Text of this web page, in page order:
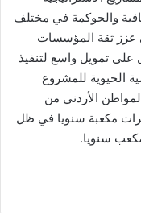
والحوكمة في مختلف
عزز ثقة المؤسسات
على تمويل واسع لتنفيذ
الحيوية للمشروع
الأردني من
من 60 مترا مكعبا سنويا إلى 110 مترات مكعبة سنويا في ظل